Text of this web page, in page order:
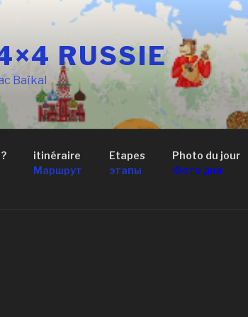
RUSSIE
Baïkal
itinéraire
Маршрут
Etapes
этапы
Photo du jour
Фото дня